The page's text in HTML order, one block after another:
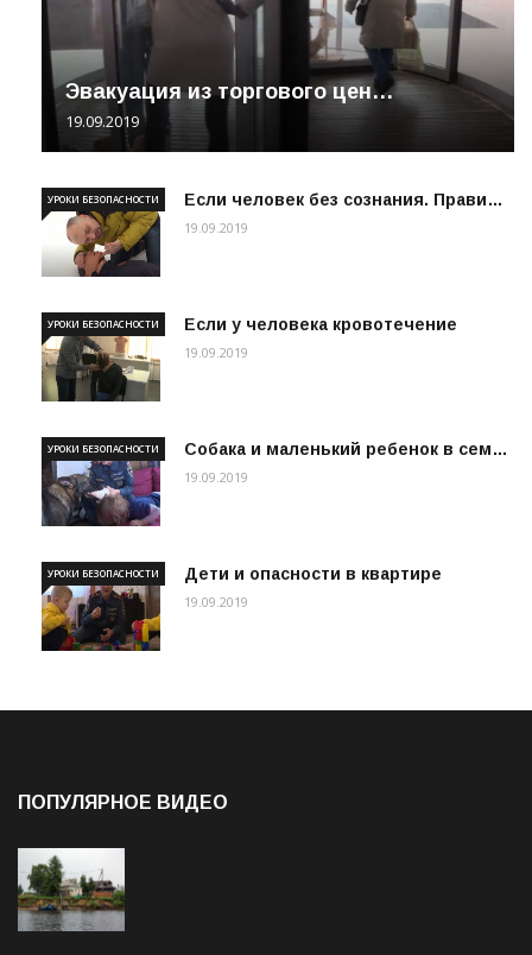
Эвакуация из торгового цен…
19.09.2019
Если человек без сознания. Прави…
УРОКИ БЕЗОПАСНОСТИ
19.09.2019
Если у человека кровотечение
УРОКИ БЕЗОПАСНОСТИ
19.09.2019
Собака и маленький ребенок в сем…
УРОКИ БЕЗОПАСНОСТИ
19.09.2019
Дети и опасности в квартире
УРОКИ БЕЗОПАСНОСТИ
19.09.2019
ПОПУЛЯРНОЕ ВИДЕО